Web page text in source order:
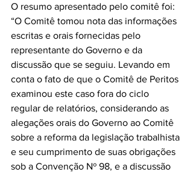
O resumo apresentado pelo comitê foi:
“O Comitê tomou nota das informações
escritas e orais fornecidas pelo
representante do Governo e da
discussão que se seguiu. Levando em
conta o fato de que o Comitê de Peritos
examinou este caso fora do ciclo
regular de relatórios, considerando as
alegações orais do Governo ao Comitê
sobre a reforma da legislação trabalhista
e seu cumprimento de suas obrigações
sob a Convenção Nº 98, e a discussão